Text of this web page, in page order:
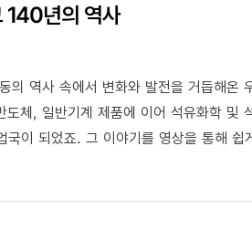
140년의 역사
역사 속에서 변화와 발전을 거듭해온
체, 일반기계 제품에 이어 석유화학 및
이 되었죠. 그 이야기를 영상을 통해 쉽